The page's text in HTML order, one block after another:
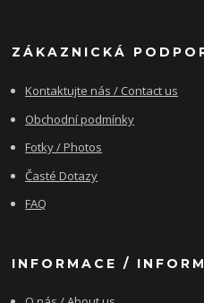
ZÁKAZNICKÁ
Kontaktujte nás / Contact us
Obchodní podmínky
Fotky / Photos
Časté Dotazy
FAQ
INFORMACE /